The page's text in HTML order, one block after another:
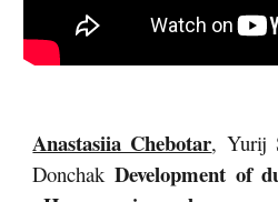
Anastasiia Chebotar, Yurij
DonchakDevelopment of